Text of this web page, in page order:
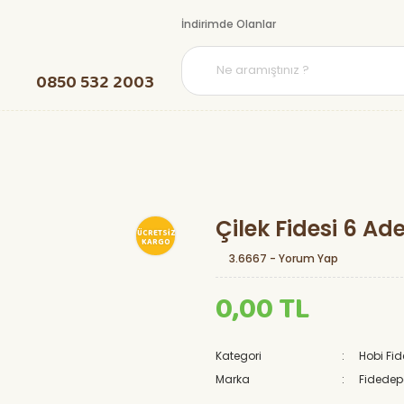
0850 532 2003
İndirimde Olanlar
ÜCRETSİZ
KARGO Çilek Fidesi 6
3.6667 - Yorum Yap
0,00 TL
Kategori
Hobi
Marka